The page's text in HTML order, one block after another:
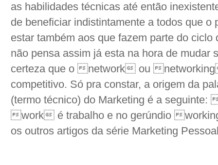
as habilidades técnicas até então
de beneficiar indistintamente a todos que o
estar também aos que fazem parte do
não pensa assim já esta na hora de mudar
certeza que o network ou networking
competitivo. Só pra constar, a origem da
(termo técnico) do Marketing é a
work é trabalho e no gerúndio
os outros artigos da série Marketing